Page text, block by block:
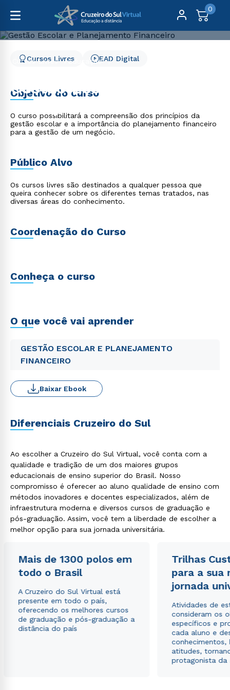
0
Cursos Livres
Educação
Gestão Escolar e
Planejamento Financeiro
Cursos Livres EAD Digital
Objetivo do curso
O curso possibilitará a compreensão dos princípios da
gestão escolar e a importância do planejamento financeiro
para a gestão de um negócio.
Público Alvo
Os cursos livres são destinados a qualquer pessoa que
queira conhecer sobre os diferentes temas tratados, nas
diversas áreas do conhecimento.
Coordenação do Curso
Conheça o curso
O que você vai aprender
GESTÃO ESCOLAR E PLANEJAMENTO
FINANCEIRO
Baixar Ebook
Diferenciais Cruzeiro do Sul
Ao escolher a Cruzeiro do Sul Virtual, você conta com a
qualidade e tradição de um dos maiores grupos
educacionais de ensino superior do Brasil. Nosso
compromisso é oferecer ao aluno qualidade de ensino com
métodos inovadores e docentes especializados, além de
infraestrutura moderna e diversos cursos de graduação e
pós-graduação. Assim, você tem a liberdade de escolher a
melhor opção para sua jornada universitária.
Mais de 1300 polos em
todo o Brasil
A Cruzeiro do Sul Virtual está
presente em todo o país,
oferecendo os melhores cursos
de graduação e pós-graduação a
distância do país
Trilhas
para a sua
jornada
Atividades de
consideram os
específicos e
cada aluno e
conhecimentos,
atitudes,
protagonista da